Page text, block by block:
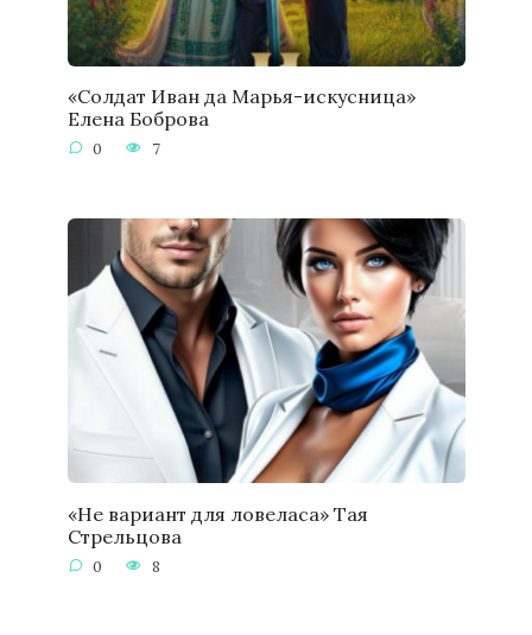
«Солдат Иван да Марья-искусница»
Елена Боброва
0 7
«Не вариант для ловеласа» Тая
Стрельцова
0 8